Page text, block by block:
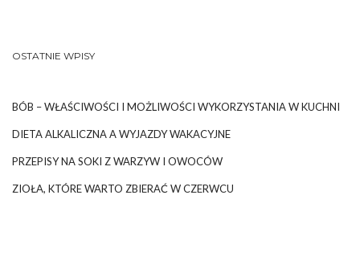
OSTATNIE WPISY
BÓB – WŁAŚCIWOŚCI I MOŻLIWOŚCI WYKORZYSTANIA W KUCHNI
DIETA ALKALICZNA A WYJAZDY WAKACYJNE
PRZEPISY NA SOKI Z WARZYW I OWOCÓW
ZIOŁA, KTÓRE WARTO ZBIERAĆ W CZERWCU